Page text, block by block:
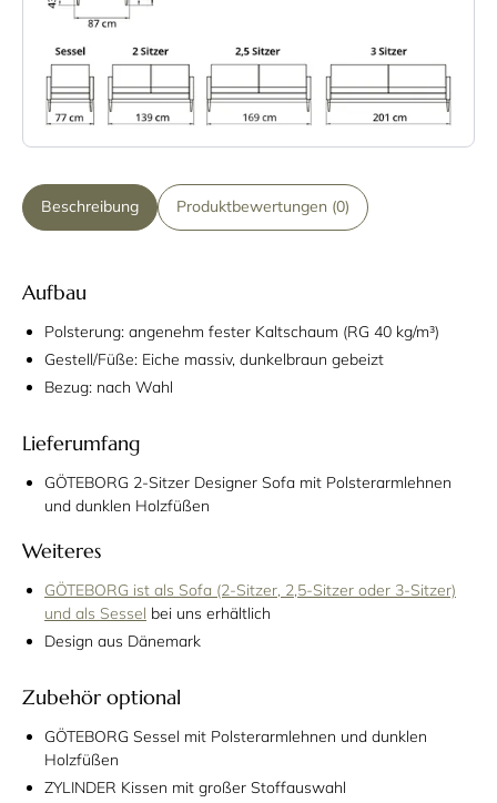
Beschreibung Produktbewertungen (0)
Aufbau
Polsterung: angenehm fester Kaltschaum (RG 40 kg/m³)
Gestell/Füße: Eiche massiv, dunkelbraun gebeizt
Bezug: nach Wahl
Lieferumfang
GÖTEBORG 2-Sitzer Designer Sofa mit Polsterarmlehnen
und dunklen Holzfüßen
Weiteres
GÖTEBORG ist als Sofa (2-Sitzer, 2,5-Sitzer oder 3-Sitzer)
und als Sessel bei uns erhältlich
Design aus Dänemark
Zubehör optional
GÖTEBORG Sessel mit Polsterarmlehnen und dunklen
Holzfüßen
ZYLINDER Kissen mit großer Stoffauswahl